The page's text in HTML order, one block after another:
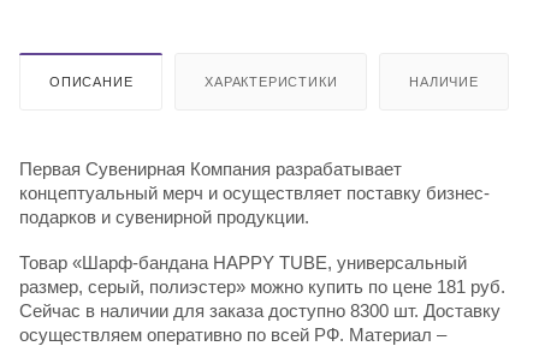
ОПИСАНИЕ ХАРАКТЕРИСТИКИ НАЛИЧИЕ
Первая Сувенирная Компания разрабатывает
концептуальный мерч и осуществляет поставку бизнес-
подарков и сувенирной продукции.
Товар «Шарф-бандана HAPPY TUBE, универсальный
размер, серый, полиэстер» можно купить по цене 181 руб.
Сейчас в наличии для заказа доступно 8300 шт. Доставку
осуществляем оперативно по всей РФ. Материал –